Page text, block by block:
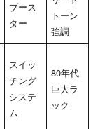
ブース
ター
トーン
強調
スイッ
チング
システ
ム
80年代
巨大ラ
ック